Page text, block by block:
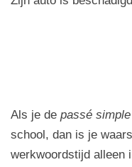
Als je de passé simple
school, dan is je
werkwoordstijd alleen